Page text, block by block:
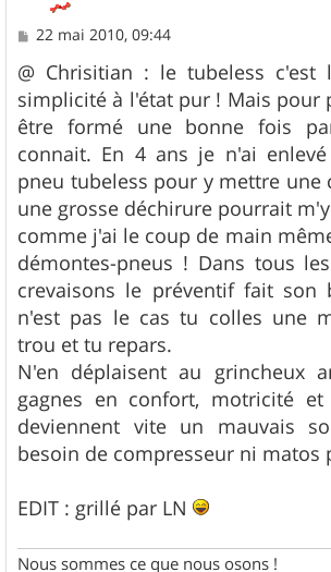
M
s
s
a
g
e
22 mai 2010, 09:44
@ Chrisitian : le tubeless
simplicité à l'état pur ! Mais pour
être formé une bonne fois
connait. En 4 ans je n'ai
pneu tubeless pour y mettre une
une grosse déchirure pourrait
comme j'ai le coup de main
démontes-pneus ! Dans tous
crevaisons le préventif fait
n'est pas le cas tu colles une
trou et tu repars.
N'en déplaisent au grincheux
gagnes en confort, motricité et
deviennent vite un mauvais
besoin de compresseur ni matos
EDIT : grillé par LN
Nous sommes ce que nous osons !